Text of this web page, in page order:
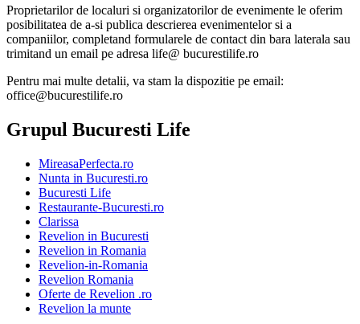
Proprietarilor de localuri si organizatorilor de evenimente le oferim
posibilitatea de a-si publica descrierea evenimentelor si a
companiilor, completand formularele de contact din bara laterala sau
trimitand un email pe adresa life@ bucurestilife.ro
Pentru mai multe detalii, va stam la dispozitie pe email:
office@bucurestilife.ro
Grupul Bucuresti Life
MireasaPerfecta.ro
Nunta in Bucuresti.ro
Bucuresti Life
Restaurante-Bucuresti.ro
Clarissa
Revelion in Bucuresti
Revelion in Romania
Revelion-in-Romania
Revelion Romania
Oferte de Revelion .ro
Revelion la munte